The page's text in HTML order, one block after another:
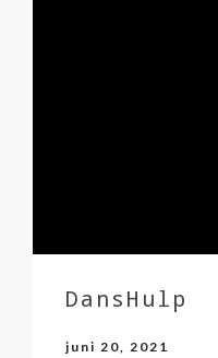
DansHulp
juni 20, 2021